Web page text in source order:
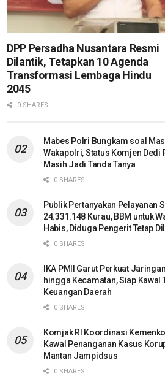
DPP Persadha Nusantara Resmi
Dilantik, Tetapkan 10 Agenda
Transformasi Lembaga Hindu
2045
0 SHARES
Mabes Polri Bungkam soal
Wakapolri, Status Komjen Dedi
Masih Jadi Tanda Tanya
0 SHARES
Publik Pertanyakan Pelayanan
24.331.148 Kurau, BBM untuk
Habis, Diduga Pengerit Tetap
0 SHARES
IKA PMII Garut Perkuat
hingga Kecamatan, Siap Kawal
Keuangan Daerah
0 SHARES
Komjak RI Koordinasi
Kawal Penanganan Kasus
Mantan Jampidsus
0 SHARES